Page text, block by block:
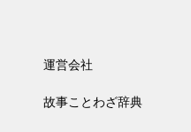
運営会社
故事ことわざ辞典